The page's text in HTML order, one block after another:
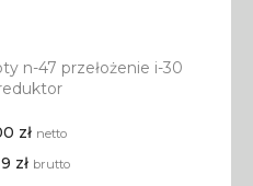
n-47 przełożenie i-30
zł netto
zł brutto